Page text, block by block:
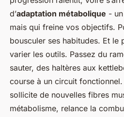
d’adaptation métabolique -
mais qui freine vos objectifs.
bousculer ses habitudes. Et le
varier les outils. Passez du
sauter, des haltères aux
course à un circuit
sollicite de nouvelles fibres
métabolisme, relance la